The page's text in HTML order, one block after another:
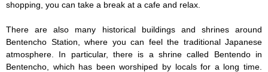
shopping, you can take a break at a cafe and relax.
There are also many historical buildings and shrines around
Bentencho Station, where you can feel the traditional Japanese
atmosphere. In particular, there is a shrine called Bentendo in
Bentencho, which has been worshiped by locals for a long time.